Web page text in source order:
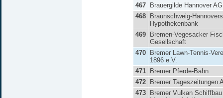
467
Brauergilde Hannover AG
468
Braunschweig-
Hypothekenbank
469
Bremen-Vegesacker
Gesellschaft
470
Bremer Lawn-Tennis-
1896 e.V.
471
Bremer Pferde-Bahn
472
Bremer Tageszeitungen
473
Bremer Vulkan